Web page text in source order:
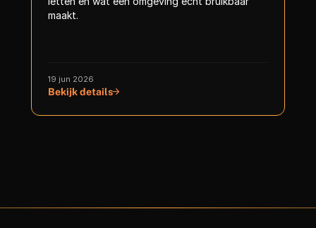
maakt.
19 jun 2026
Bekijk details